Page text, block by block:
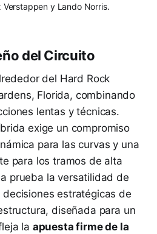
Verstappen y Lando Norris.
del Circuito
del Hard Rock
Florida, combinando
lentas y técnicas.
exige un compromiso
para las curvas y una
para los tramos de alta
prueba la versatilidad de
decisiones estratégicas de
diseñada para un
la apuesta firme de la